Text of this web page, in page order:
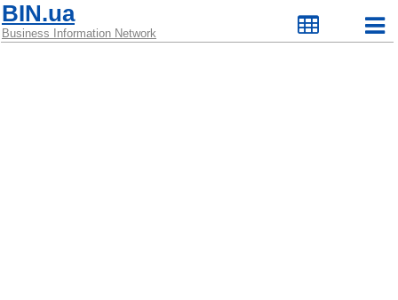
BIN.ua
Business Information Network